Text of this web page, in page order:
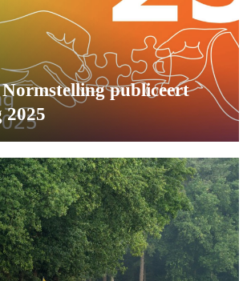
Normstelling publiceert
2025